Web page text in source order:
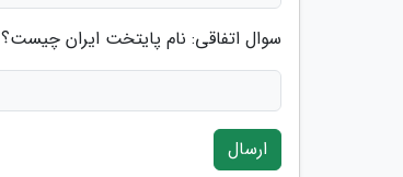
سوال اتفاقی: نام پایتخت ایران چیست؟
ارسال